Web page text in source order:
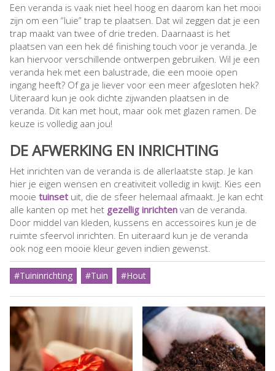
Een veranda is vaak niet heel hoog en daarom kan het mooi
zijn om een “luie” trap te plaatsen. Dat wil zeggen dat je een
trap maakt van twee of drie treden. Daarnaast is het
plaatsen van een hek dé finishing touch voor je veranda. Je
kan hiervoor verschillende ontwerpen gebruiken. Wil je een
veranda hek met een balustrade, die een mooie open
ingang heeft? Of ga je liever voor een meer afgesloten hek?
Uiteraard kun je ook dichte zijwanden plaatsen in de
veranda. Dit kan met hout, maar ook met glazen ramen. De
keuze is volledig aan jou!
DE AFWERKING EN INRICHTING
Het inrichten van de veranda is de allerlaatste stap. Je kan
hier je eigen wensen en creativiteit volledig in kwijt. Kies een
mooie tuinset uit, die de sfeer helemaal afmaakt. Je kan echt
alle kanten op met het gezellig inrichten van de veranda.
Door middel van kleden, kussens en accessoires kun je de
ruimte sfeervol inrichten. En uiteraard kun je de veranda
ook nog een mooie kleur geven indien gewenst.
#Tuininrichting #Tuin #Hout